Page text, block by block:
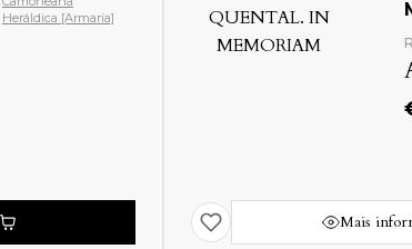
Heráldica [Armaria]
Mais